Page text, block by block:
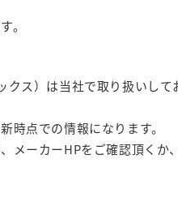
。
クス）は当社で取り扱いして
時点での情報になります。
メーカーHPをご確認頂くか